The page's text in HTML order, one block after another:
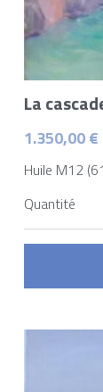
About
Press
Contact
La
1.350,00 €
Huile M12
Quantité